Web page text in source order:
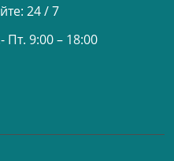
24 / 7
Пт. 9:00 – 18:00